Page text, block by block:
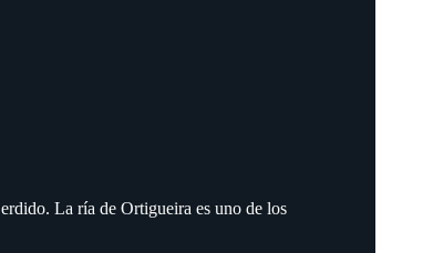
La ría de Ortigueira es uno de los